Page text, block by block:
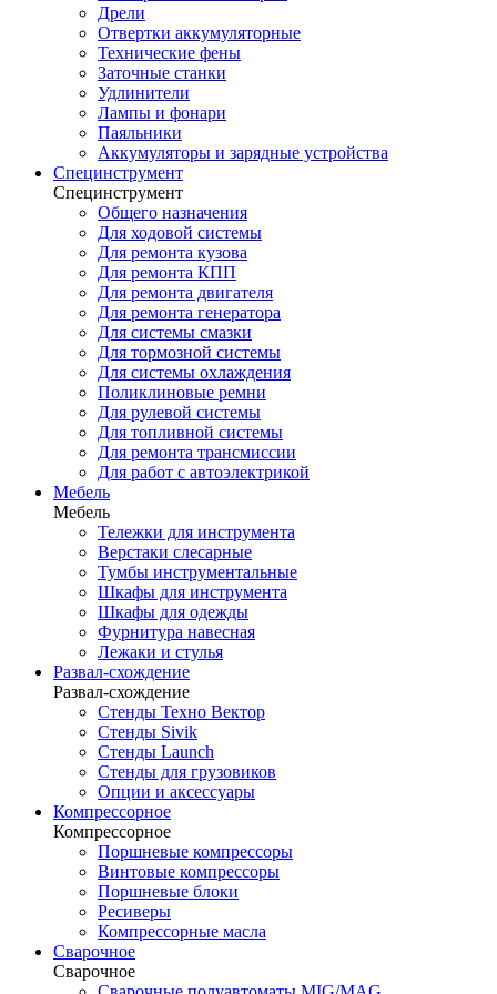
Дрели
Отвертки аккумуляторные
Технические фены
Заточные станки
Удлинители
Лампы и фонари
Паяльники
Аккумуляторы и зарядные устройства
Специнструмент
Специнструмент
Общего назначения
Для ходовой системы
Для ремонта кузова
Для ремонта КПП
Для ремонта двигателя
Для ремонта генератора
Для системы смазки
Для тормозной системы
Для системы охлаждения
Поликлиновые ремни
Для рулевой системы
Для топливной системы
Для ремонта трансмиссии
Для работ с автоэлектрикой
Мебель
Мебель
Тележки для инструмента
Верстаки слесарные
Тумбы инструментальные
Шкафы для инструмента
Шкафы для одежды
Фурнитура навесная
Лежаки и стулья
Развал-схождение
Развал-схождение
Стенды Техно Вектор
Стенды Sivik
Стенды Launch
Стенды для грузовиков
Опции и аксессуары
Компрессорное
Компрессорное
Поршневые компрессоры
Винтовые компрессоры
Поршневые блоки
Ресиверы
Компрессорные масла
Сварочное
Сварочное